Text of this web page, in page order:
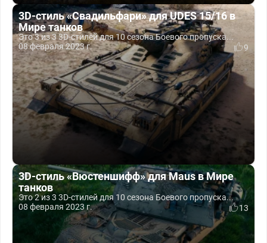
3D-стиль «Свадильфари» для UDES 15/16 в
Мире танков
Это 3 из 3 3D-стилей для 10 сезона Боевого пропуска...
08 февраля 2023 г.
9
3D-стиль «Вюстеншифф» для Maus в Мире
танков
Это 2 из 3 3D-стилей для 10 сезона Боевого пропуска...
08 февраля 2023 г.
13